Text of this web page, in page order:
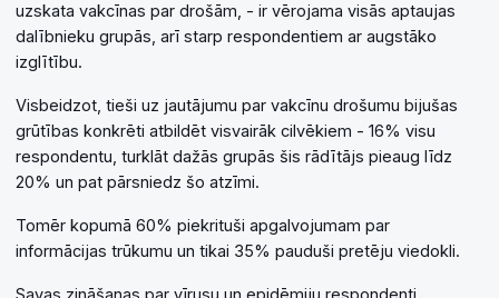
uzskata vakcīnas par drošām, - ir vērojama visās aptaujas
dalībnieku grupās, arī starp respondentiem ar augstāko
izglītību.
Visbeidzot, tieši uz jautājumu par vakcīnu drošumu bijušas
grūtības konkrēti atbildēt visvairāk cilvēkiem - 16% visu
respondentu, turklāt dažās grupās šis rādītājs pieaug līdz
20% un pat pārsniedz šo atzīmi.
Tomēr kopumā 60% piekrituši apgalvojumam par
informācijas trūkumu un tikai 35% pauduši pretēju viedokli.